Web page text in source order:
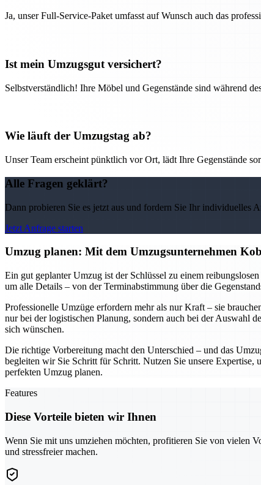
Ja, unser Full-Service-Paket umfasst auf Wunsch auch das
Ist mein Umzugsgut versichert?
Selbstverständlich! Ihre Möbel und Gegenstände sind während
Wie läuft der Umzugstag ab?
Unser Team erscheint pünktlich vor Ort, lädt Ihre Gegenstände
Alle Fragen geklärt?
Dann probieren Sie es jetzt aus und fordern Sie Ihr individuelles
Jetzt Anfrage starten
Umzug planen: Mit dem Umzugsunternehmen
Ein gut geplanter Umzug ist der Schlüssel zu einem
um alle Details – von der Terminabstimmung über die
Professionelle Umzüge erfordern mehr als nur Kraft – sie
nur bei der logistischen Planung, sondern auch bei der Auswahl
sich wünschen.
Die richtige Vorbereitung macht den Unterschied – und das
begleiten wir Sie Schritt für Schritt. Nutzen Sie unsere Expertise,
perfekten Umzug planen.
Features
Diese Vorteile bieten wir Ihnen
Wenn Sie mit uns umziehen möchten, profitieren Sie von vielen
und stressfreier machen.